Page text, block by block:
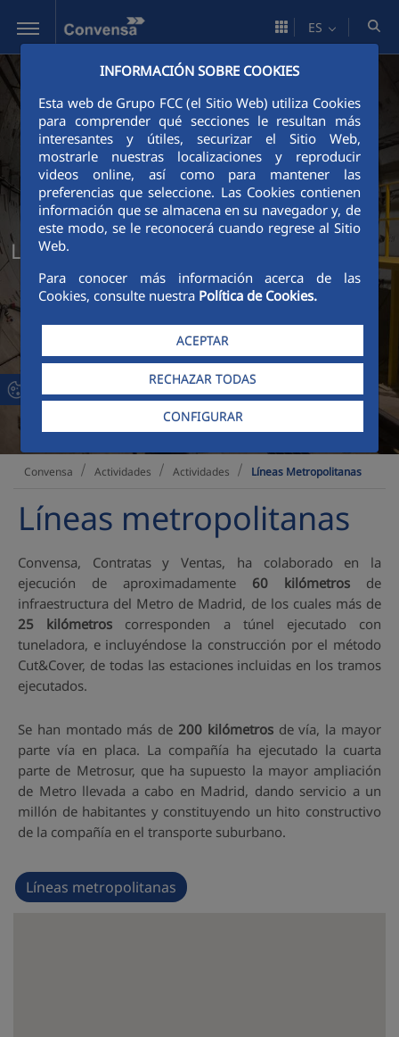
Saltar al contenido principal
INFORMACIÓN SOBRE COOKIES
Esta web de Grupo FCC (el Sitio Web) utiliza Cookies
para comprender qué secciones le resultan más
interesantes y útiles, securizar el Sitio Web,
mostrarle nuestras localizaciones y reproducir
videos online, así como para mantener las
preferencias que seleccione. Las Cookies contienen
información que se almacena en su navegador y, de
este modo, se le reconocerá cuando regrese al Sitio
Web.
Para conocer más información acerca de las
Cookies, consulte nuestra Política de Cookies.
ACEPTAR
RECHAZAR TODAS
CONFIGURAR
ES
Líneas metropolitanas
Convensa Actividades Actividades Líneas Metropolitanas
Líneas metropolitanas
Convensa, Contratas y Ventas, ha colaborado en la
ejecución de aproximadamente 60 kilómetros de
infraestructura del Metro de Madrid, de los cuales más de
25 kilómetros corresponden a túnel ejecutado con
tuneladora, e incluyéndose la construcción por el método
Cut&Cover, de todas las estaciones incluidas en los tramos
ejecutados.
Se han montado más de 200 kilómetrosde vía, la mayor
parte vía en placa. La compañía ha ejecutado la cuarta
parte de Metrosur, que ha supuesto la mayor ampliación
de Metro llevada a cabo en Madrid, dando servicio a un
millón de habitantes y constituyendo un hito constructivo
de la compañía en el transporte suburbano.
Líneas metropolitanas